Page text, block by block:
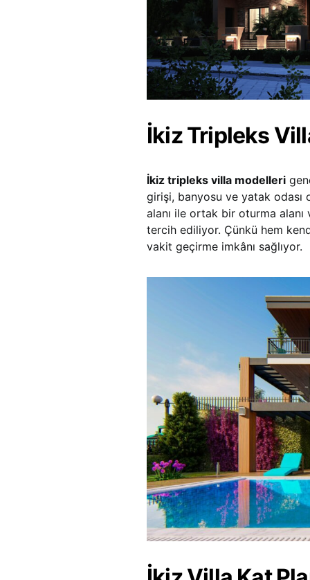
İkiz Tripleks
İkiz tripleks villa modelleri
girişi, banyosu ve yatak
alanı ile ortak bir oturma
tercih ediliyor. Çünkü hem
vakit geçirme imkânı sağlıyor.